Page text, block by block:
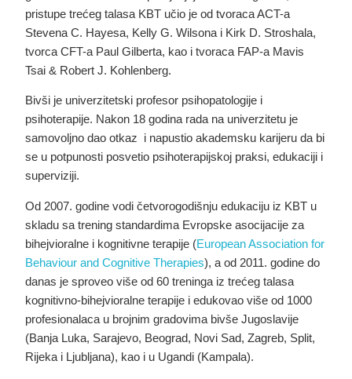
pristupe trećeg talasa KBT učio je od tvoraca ACT-a
Stevena C. Hayesa, Kelly G. Wilsona i Kirk D. Stroshala,
tvorca CFT-a Paul Gilberta, kao i tvoraca FAP-a Mavis
Tsai & Robert J. Kohlenberg.
Bivši je univerzitetski profesor psihopatologije i
psihoterapije. Nakon 18 godina rada na univerzitetu je
samovoljno dao otkaz i napustio akademsku karijeru da bi
se u potpunosti posvetio psihoterapijskoj praksi, edukaciji i
superviziji.
Od 2007. godine vodi četvorogodišnju edukaciju iz KBT u
skladu sa trening standardima Evropske asocijacije za
bihejvioralne i kognitivne terapije (European Association for
Behaviour and Cognitive Therapies), a od 2011. godine do
danas je sproveo više od 60 treninga iz trećeg talasa
kognitivno-bihejvioralne terapije i edukovao više od 1000
profesionalaca u brojnim gradovima bivše Jugoslavije
(Banja Luka, Sarajevo, Beograd, Novi Sad, Zagreb, Split,
Rijeka i Ljubljana), kao i u Ugandi (Kampala).